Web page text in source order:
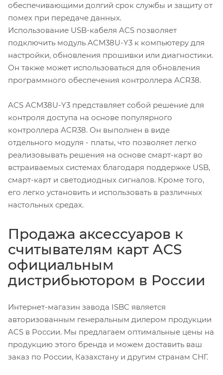
обеспечивающими долгий срок службы и защиту от
помех при передаче данных.
Использование USB-кабеля ACS позволяет
подключить модуль ACM38U-Y3 к компьютеру для
настройки, обновления прошивки или диагностики.
Он также может использоваться для обновления
программного обеспечения контроллера ACR38.
ACS ACM38U-Y3 представляет собой решение для
контроля доступа на основе популярного
контроллера ACR38. Он выполнен в виде
отдельного модуля - платы, что позволяет легко
реализовывать решения на основе смарт-карт во
встраиваемых системах благодаря поддержке USB,
смарт-карт и светодиодных сигналов. Кроме того,
его легко установить и использовать в различных
настольных средах.
Продажа аксессуаров к
считывателям карт ACS
официальным
дистрибьютором в России
Интернет-магазин завода ISBC является
авторизованным генеральным дилером продукции
ACS в России. Мы предлагаем оптимальные цены на
продукцию этого бренда и можем доставить ваш
заказ по России, Казахстану и другим странам СНГ.